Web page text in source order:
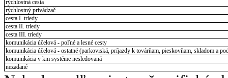
rýchlostná cesta
rýchlostný privádzač
cesta I. triedy
cesta II. triedy
cesta III. triedy
komunikácia účelová - poľné a lesné cesty
komunikácia účelová - ostatné (parkoviská, príjazdy k továrňam, pieskovňam, skladom a
komunikácia v km systéme nesledovaná
nezadané